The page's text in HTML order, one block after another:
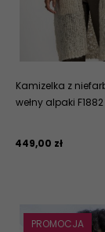
Kamizelka z
wełny alpaki
449,00 zł
PROMOCJA